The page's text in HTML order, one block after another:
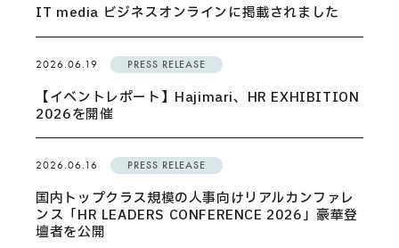
IT media ビジネスオンラインに掲載されました
2026.06.19 PRESS RELEASE
【イベントレポート】Hajimari、HR EXHIBITION
2026を開催
2026.06.16 PRESS RELEASE
国内トップクラス規模の人事向けリアルカンファレ
ンス「HR LEADERS CONFERENCE 2026」豪華登
壇者を公開